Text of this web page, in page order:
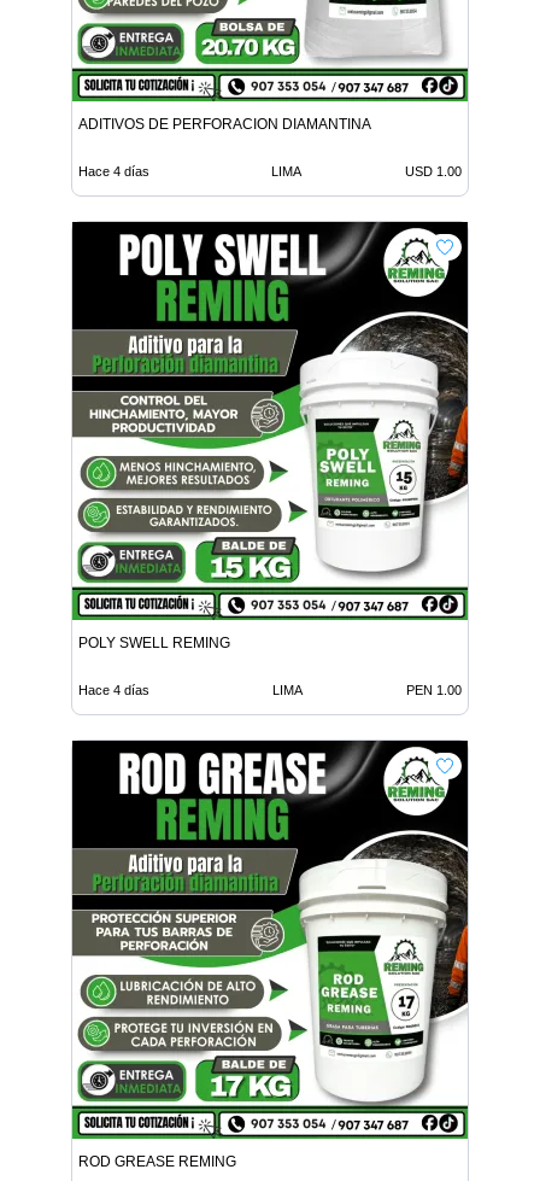
ADITIVOS DE PERFORACION DIAMANTINA
Hace 4 días LIMA USD 1.00
POLY SWELL REMING
Hace 4 días LIMA PEN 1.00
ROD GREASE REMING